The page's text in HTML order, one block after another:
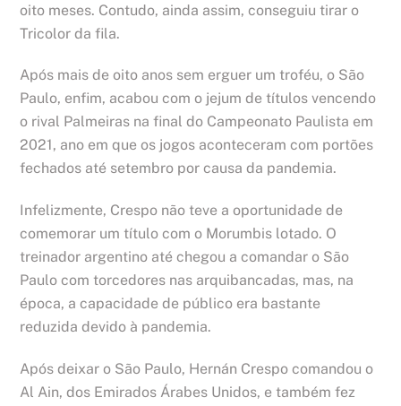
oito meses. Contudo, ainda assim, conseguiu tirar o
Tricolor da fila.
Após mais de oito anos sem erguer um troféu, o São
Paulo, enfim, acabou com o jejum de títulos vencendo
o rival Palmeiras na final do Campeonato Paulista em
2021, ano em que os jogos aconteceram com portões
fechados até setembro por causa da pandemia.
Infelizmente, Crespo não teve a oportunidade de
comemorar um título com o Morumbis lotado. O
treinador argentino até chegou a comandar o São
Paulo com torcedores nas arquibancadas, mas, na
época, a capacidade de público era bastante
reduzida devido à pandemia.
Após deixar o São Paulo, Hernán Crespo comandou o
Al Ain, dos Emirados Árabes Unidos, e também fez